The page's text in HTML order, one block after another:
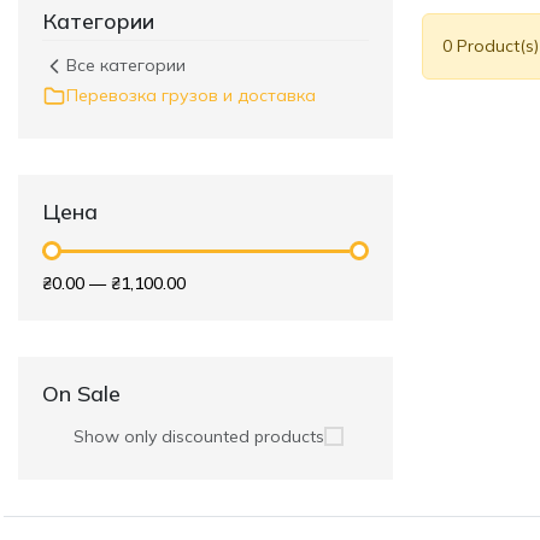
Категории
Все категории
Перевозка грузов и доставка
Цена
₴0.00 — ₴1,100.00
On Sale
Show only discounted products
0